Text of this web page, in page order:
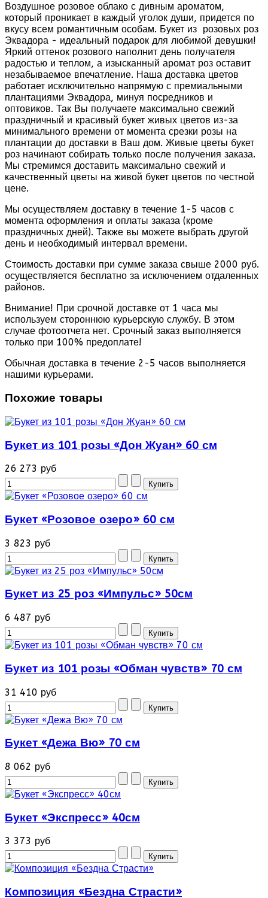
Воздушное розовое облако с дивным ароматом,
который проникает в каждый уголок души, придется по
вкусу всем романтичным особам. Букет из розовых роз
Эквадора - идеальный подарок для любимой девушки!
Яркий оттенок розового наполнит день получателя
радостью и теплом, а изысканный аромат роз оставит
незабываемое впечатление. Наша доставка цветов
работает исключительно напрямую с премиальными
плантациями Эквадора, минуя посредников и
оптовиков. Так Вы получаете максимально свежий
праздничный и красивый букет живых цветов из-за
минимального времени от момента срезки розы на
плантации до доставки в Ваш дом. Живые цветы букет
роз начинают собирать только после получения заказа.
Мы стремимся доставить максимально свежий и
качественный цветы на живой букет цветов по честной
цене.
Мы осуществляем доставку в течение 1-5 часов с
момента оформления и оплаты заказа (кроме
праздничных дней). Также вы можете выбрать другой
день и необходимый интервал времени.
Стоимость доставки при сумме заказа свыше 2000 руб.
осуществляется бесплатно за исключением отдаленных
районов.
Внимание! При срочной доставке от 1 часа мы
используем стороннюю курьерскую службу. В этом
случае фотоотчета нет. Срочный заказ выполняется
только при 100% предоплате!
Обычная доставка в течение 2-5 часов выполняется
нашими курьерами.
Похожие товары
Букет из 101 розы «Дон Жуан» 60 см
26 273 руб
Букет «Розовое озеро» 60 см
3 823 руб
Букет из 25 роз «Импульс» 50см
6 487 руб
Букет из 101 розы «Обман чувств» 70 см
31 410 руб
Букет «Дежа Вю» 70 см
8 062 руб
Букет «Экспресс» 40см
3 373 руб
Композиция «Бездна Страсти»